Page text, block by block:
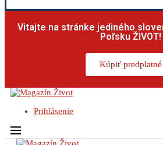
Vitajte na stránke jediného
Poľsku ŽIVOT!
Kúpiť predplatné
Prihlásenie